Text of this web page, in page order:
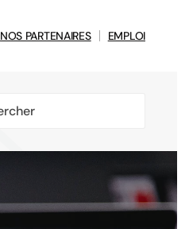
NOS PARTENAIRES EMPLOI